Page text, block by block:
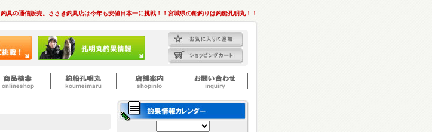
釣具の通信販売。ささき釣具店は今年も安値日本一に挑戦！！宮城県の船釣りは釣船孔明丸！！